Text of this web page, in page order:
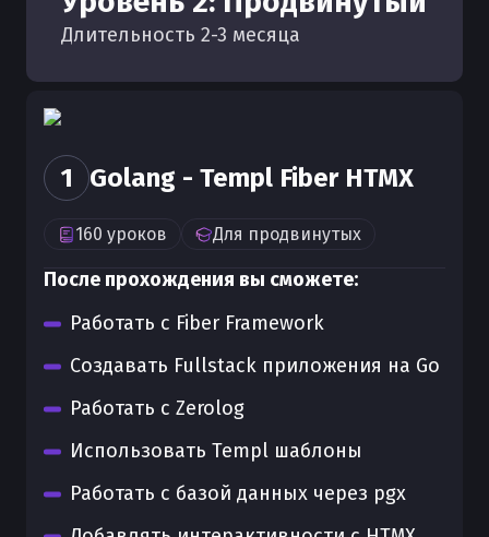
Длительность 2-3 месяца
1 Golang - Templ Fiber HTMX
160 уроков Для продвинутых
После прохождения вы сможете:
Работать с Fiber Framework
Создавать Fullstack приложения на Go
Работать с Zerolog
Использовать Templ шаблоны
Работать с базой данных через pgx